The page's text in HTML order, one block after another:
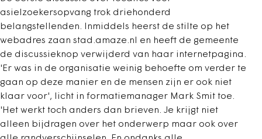
asielzoekersopvang trok driehonderd
belangstellenden. Inmiddels heerst de stilte op het
webadres zaan stad.amaze.nl en heeft de gemeente
de discussieknop verwijderd van haar internetpagina.
'Er was in de organisatie weinig behoefte om verder te
gaan op deze manier en de mensen zijn er ook niet
klaar voor', licht in formatiemanager Mark Smit toe.
'Het werkt toch anders dan brieven. Je krijgt niet
alleen bijdragen over het onderwerp maar ook over